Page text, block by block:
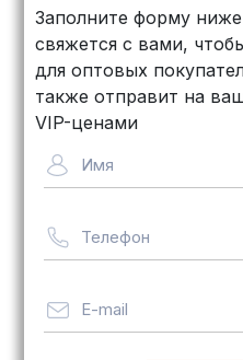
объемных
дней,
Байкал
для
Важно! Мы
целости и
от их размера.
Заполните форму
свяжется с вами,
для оптовых
также отправит на
VIP-ценами
Имя
Телефон
E-mail